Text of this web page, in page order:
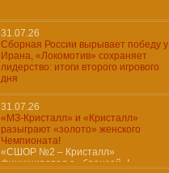
31.07.26
Сборная России вырывает победу у
Ирана, «Локомотив» сохраняет
лидерство: итоги второго игрового
дня
31.07.26
«МЗ-Кристалл» и «Кристалл»
разыграют «золото» женского
Чемпионата!
«СШОР №2 – Кристалл»
финишировал с «бронзой»!